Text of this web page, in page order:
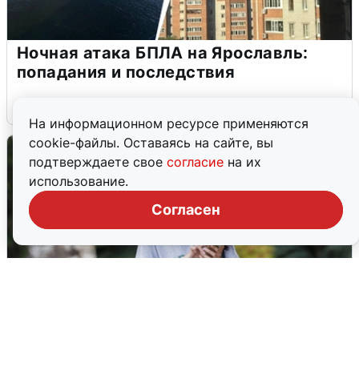
На информационном ресурсе применяются
cookie-файлы. Оставаясь на сайте, вы
подтверждаете свое согласие на их
использование.
Согласен
Ночная атака БПЛА на Ярославль:
попадания и последствия